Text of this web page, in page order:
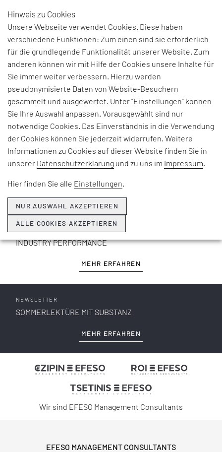
NEWS
INDUSTRY PERFORMANCE
MEHR ERFAHREN
NEWSLETTER
SOMMERLEKTÜRE MIT SUBSTANZ
MEHR ERFAHREN
Wir sind EFESO Management Consultants
EFESO MANAGEMENT CONSULTANTS
Hinweis zu Cookies
Unsere Webseite verwendet Cookies. Diese haben
verschiedene Funktionen: Zum einen sind sie erforderlich
für die grundlegende Funktionalität unserer Website. Zum
anderen können wir mit Hilfe der Cookies unsere Inhalte für
Sie immer weiter verbessern. Hierzu werden
pseudonymisierte Daten von Website-Besuchern
gesammelt und ausgewertet. Unter "Einstellungen" können
Sie Ihre Auswahl anpassen. Vorausgewählt sind nur
notwendige Cookies. Das Einverständnis in die Verwendung
der Cookies können Sie jederzeit widerrufen. Weitere
Informationen zu Cookies auf dieser Website finden Sie in
unserer Datenschutzerklärung und zu uns im Impressum.
Hier finden Sie alle Einstellungen.
NUR AUSWAHL AKZEPTIEREN
ALLE COOKIES AKZEPTIEREN